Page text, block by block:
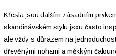
Křesla jsou dalším zásadním
skandinávském stylu jsou často
ale vždy s důrazem na
dřevěnými nohami a měkkým